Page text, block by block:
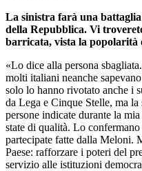
La sinistra farà una
della Repubblica. Vi
barricata, vista la popolarità
«Lo dice alla persona
molti italiani neanche
solo lo hanno rivotato anche i
da Lega e Cinque Stelle, ma la
persone indicate durante la
state di qualità. Lo
partecipate fatte dalla Meloni.
Paese: rafforzare i poteri del
servizio alle istituzioni